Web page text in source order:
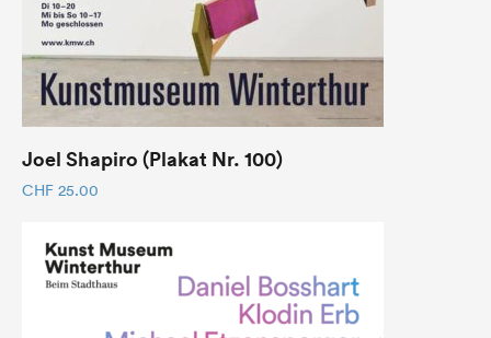
Joel Shapiro (Plakat Nr. 100)
CHF 25.00